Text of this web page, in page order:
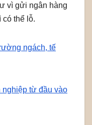
vì gửi ngân hàng
có thể lỗ.
ngách, tế
nghiệp từ đầu vào